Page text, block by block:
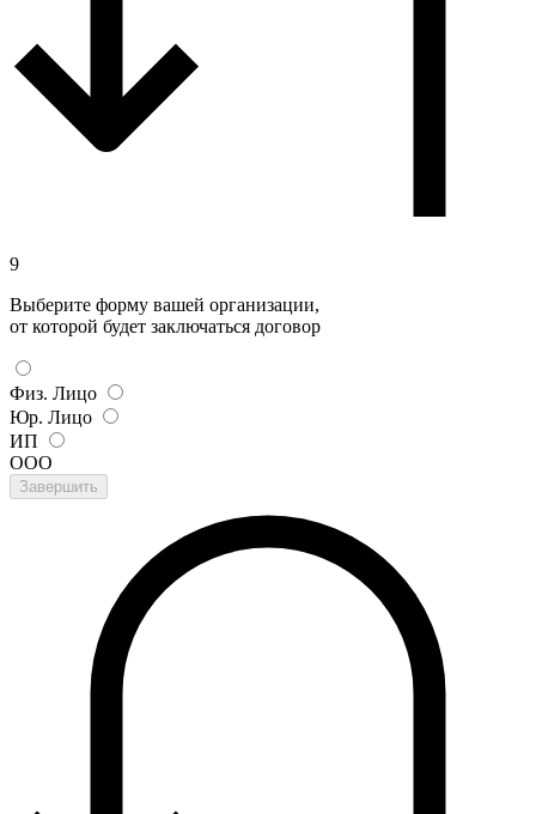
9
Выберите форму вашей организации,
от которой будет заключаться договор
Физ. Лицо
Юр. Лицо
ИП
ООО
Завершить